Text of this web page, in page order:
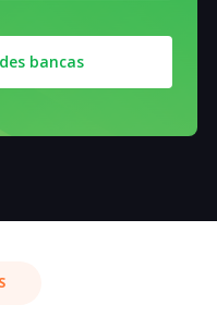
bancas